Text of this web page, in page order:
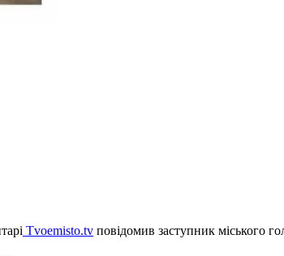
Tvoemisto.tv повідомив заступник міського